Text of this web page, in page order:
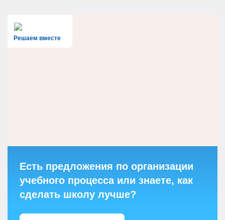
Решаем вместе
Есть предложения по организации
учебного процесса или знаете, как
сделать школу лучше?